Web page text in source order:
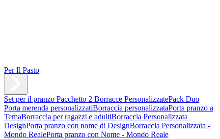
Per Il Pasto
Set per il pranzo Pacchetto 2 Borracce PersonalizzatePack Duo
Porta merenda personalizzatiBorraccia personalizzataPorta pranzo a
TemaBorraccia per ragazzi e adultiBorraccia Personalizzata
DesignPorta pranzo con nome di DesignBorraccia Personalizzata -
Mondo RealePorta pranzo con Nome - Mondo Reale